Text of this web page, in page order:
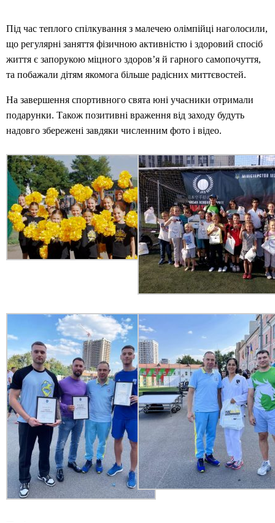
Під час теплого спілкування з малечею олімпійці наголосили,
що регулярні заняття фізичною активністю і здоровий спосіб
життя є запорукою міцного здоров’я й гарного самопочуття,
та побажали дітям якомога більше радісних миттєвостей.
На завершення спортивного свята юні учасники отримали
подарунки. Також позитивні враження від заходу будуть
надовго збережені завдяки численним фото і відео.